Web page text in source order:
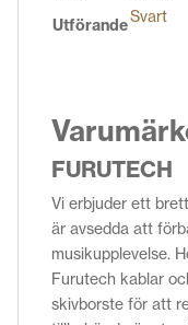
UtförandeSvart
FURUTECH
Vi erbjuder ett
är avsedda att
musikupplevelse.
Furutech kablar
skivborste för att